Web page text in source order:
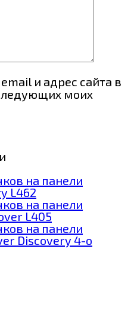
и адрес сайта в
моих
на панели
L462
на панели
L405
на панели
Discovery 4-о